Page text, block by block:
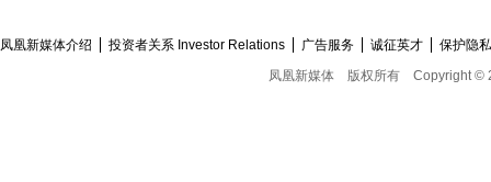
凤凰新媒体介绍 投资者关系 Investor Relations 广告服务 诚征英才
保护隐
凤凰新媒体
版权所有 Copyright ©